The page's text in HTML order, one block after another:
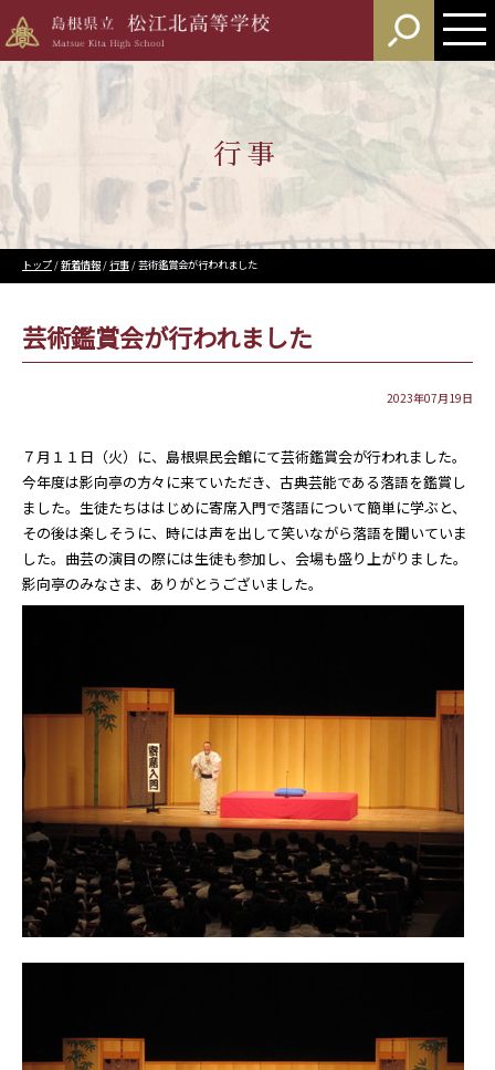
行事
現
在
位
置：
トップ/新着情報/行事/芸術鑑賞会が行われました
芸術鑑賞会が行われました
2023年07月19日
７月１１日（火）に、島根県民会館にて芸術鑑賞会が行われました。
今年度は影向亭の方々に来ていただき、古典芸能である落語を鑑賞し
ました。生徒たちははじめに寄席入門で落語について簡単に学ぶと、
その後は楽しそうに、時には声を出して笑いながら落語を聞いていま
した。曲芸の演目の際には生徒も参加し、会場も盛り上がりました。
影向亭のみなさま、ありがとうございました。